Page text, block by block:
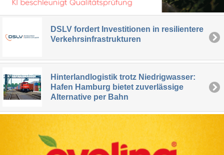
DSLV fordert Investitionen in resilientere
Verkehrsinfrastrukturen
Hinterlandlogistik trotz Niedrigwasser:
Hafen Hamburg bietet zuverlässige
Alternative per Bahn